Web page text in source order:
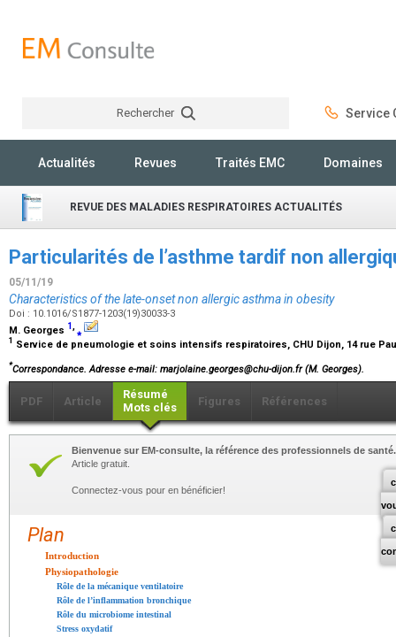
Rechercher Service
Actualités Revues Traités EMC Domaines
REVUE DES MALADIES RESPIRATOIRES ACTUALITÉS
Particularités de l’asthme tardif non
05/11/19
Characteristics of the late-onset non allergic asthma in obesity
Doi : 10.1016/S1877-1203(19)30033-3
M. Georges 1,⁎
1 Service de pneumologie et soins intensifs respiratoires, CHU Dijon, 14 rue
*Correspondance.Adresse e-mail: marjolaine.georges@chu-dijon.fr (M. Georges).
PDF Article
Résumé
Mots clés
Figures Références
Bienvenue sur EM-consulte, la référence des professionnels de santé.
Article gratuit.
Connectez-vous pour en bénéficier!
Plan
Introduction
Physiopathologie
Rôle de la mécanique ventilatoire
Rôle de l’inflammation bronchique
Rôle du microbiome intestinal
Stress oxydatif